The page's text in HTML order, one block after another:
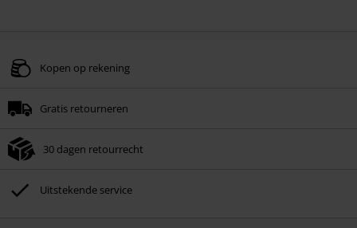
Kopen op rekening
Gratis retourneren
30 dagen retourrecht
Uitstekende service